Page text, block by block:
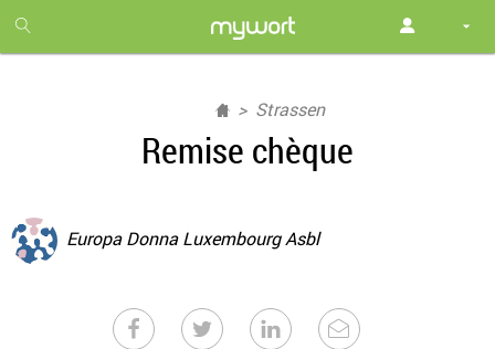
month
free
Strassen
Remise chèque
Europa Donna Luxembourg Asbl